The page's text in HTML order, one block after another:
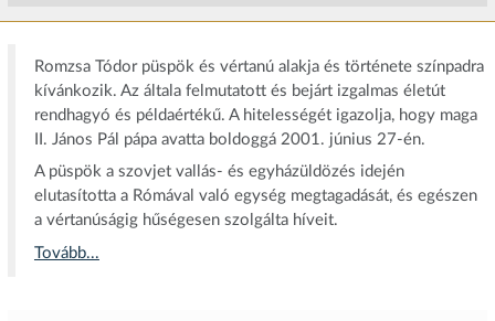
Romzsa Tódor püspök és vértanú alakja és története színpadra
kívánkozik. Az általa felmutatott és bejárt izgalmas életút
rendhagyó és példaértékű. A hitelességét igazolja, hogy maga
II. János Pál pápa avatta boldoggá 2001. június 27-én.
A püspök a szovjet vallás- és egyházüldözés idején
elutasította a Rómával való egység megtagadását, és egészen
a vértanúságig hűségesen szolgálta híveit.
Tovább...